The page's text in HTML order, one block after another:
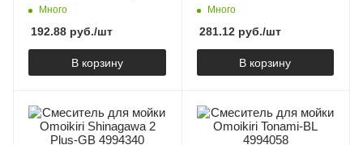
черный матовый
Много
192.88 руб./шт
В корзину
Много
281.12руб./шт
В корзину